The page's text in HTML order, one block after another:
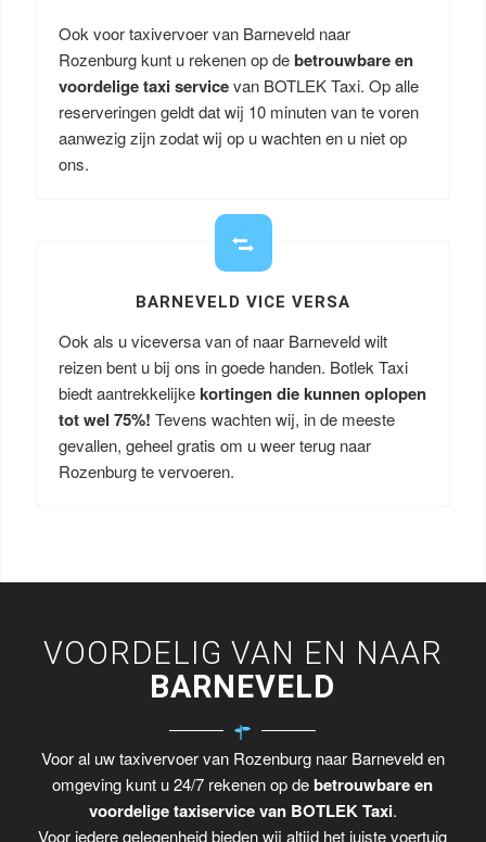
Ook voor taxivervoer van Barneveld naar
Rozenburg kunt u rekenen op debetrouwbare en
voordelige taxi servicevan BOTLEK Taxi. Op alle
reserveringen geldt dat wij 10 minuten van te voren
aanwezig zijn zodat wij op u wachten en u niet op
ons.
BARNEVELD VICE VERSA
Ook als u viceversa van of naar Barneveld wilt
reizen bent u bij ons in goede handen. Botlek Taxi
biedt aantrekkelijkekortingen die kunnen oplopen
tot wel 75%! Tevens wachten wij, in de meeste
gevallen, geheel gratis om u weer terug naar
Rozenburg te vervoeren.
VOORDELIG VAN EN NAAR
BARNEVELD
Voor al uw taxivervoer van Rozenburg naar Barneveld en
omgeving kunt u 24/7 rekenen op debetrouwbare en
voordelige taxiservice van BOTLEK Taxi.
Voor iedere gelegenheid bieden wij altijd het juiste voertuig